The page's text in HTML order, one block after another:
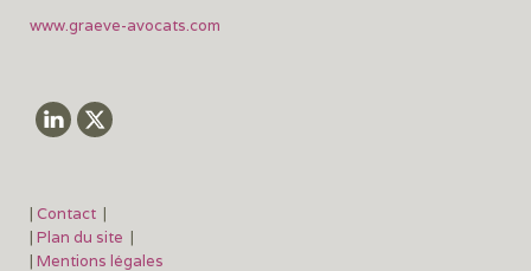
www.graeve-avocats.com
| Contact |
| Plan du site |
| Mentions légales